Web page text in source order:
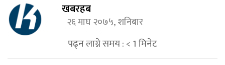
खबरहब
२६ माघ २०७५, शनिबार
पढ्न लाग्ने समय :< 1मिनेट